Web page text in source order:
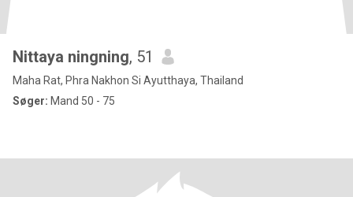
Nittaya ningning, 51
Maha Rat, Phra Nakhon Si Ayutthaya, Thailand
Søger: Mand 50 - 75